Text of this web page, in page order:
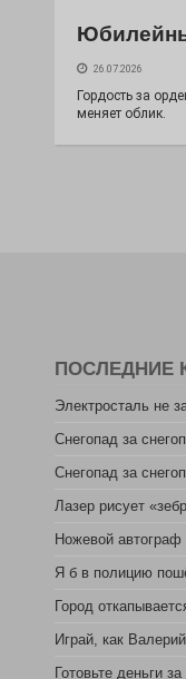
26.07.2026
Гордость за
меняет облик.
ПОСЛЕДНИЕ
Электросталь не
Снегопад за
Снегопад за
Лазер рисует
Ножевой автограф
Я б в полицию
Город
Играй, как
Готовьте деньги